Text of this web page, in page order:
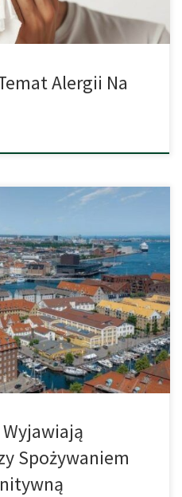
Alergii Na
konopi indyjskich nadal
Jest to jedno z
które utrzymuje się do dziś i
z umysłów przeciwników
kilka badań, które
istotnego związku między
Spożywaniem